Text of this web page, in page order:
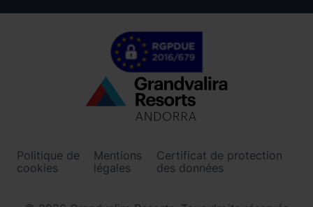
-
ordinoarcalis.com
Certificat de protection
des données
Politique de
cookies
Mentions
légales